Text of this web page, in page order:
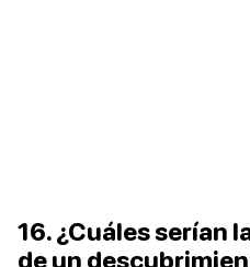
16. ¿Cuáles serían
de un